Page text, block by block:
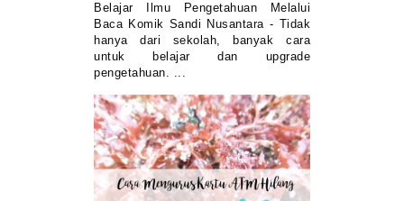
Belajar Ilmu Pengetahuan Melalui
Baca Komik Sandi Nusantara - Tidak
hanya dari sekolah, banyak cara
untuk belajar dan upgrade
pengetahuan. ...